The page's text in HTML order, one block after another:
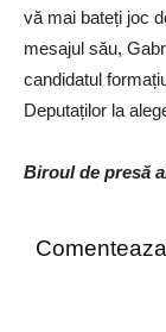
vă mai bateți joc
mesajul său,
candidatul
Deputaților la
Biroul de presă